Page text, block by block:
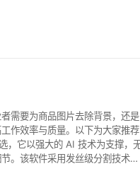
式素材处理
需要为商品图片去除背景，还是
作效率与质量。以下为大家推荐
。该软件采用发丝级分割技术，